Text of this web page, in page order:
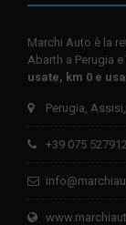
Marchi Auto è la
Abarth a Perugia
usate, km 0 e
Perugia,
+39 075